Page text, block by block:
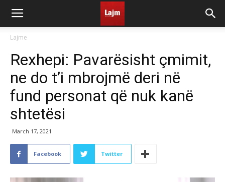
Lajme
Rexhepi: Pavarësisht çmimit,
ne do t’i mbrojmë deri në
fund personat që nuk kanë
shtetësi
March 17, 2021
Facebook Twitter